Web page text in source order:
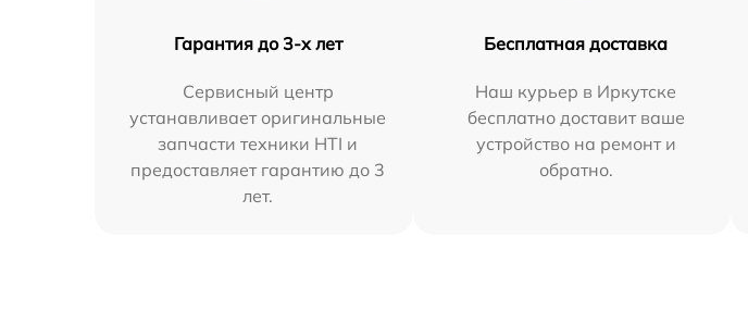
Гарантия до 3-х лет
Сервисный центр
устанавливает оригинальные
запчасти техники HTI и
предоставляет гарантию до 3
лет.
Бесплатная доставка
Наш курьер в Иркутске
бесплатно доставит ваше
устройство на ремонт и
обратно.